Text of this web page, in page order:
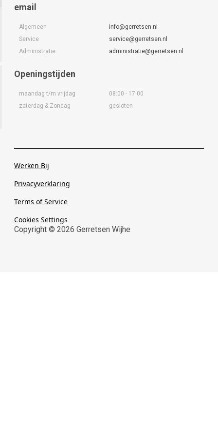
email
Algemeen
Service
Administratie
info@gerretsen.nl
service@gerretsen.nl
administratie@gerretsen.nl
Openingstijden
maandag t/m vrijdag
zaterdag & Zondag
08:00 - 17:00
gesloten
Copyright © 2026 Gerretsen Wijhe
Werken Bij
Privacyverklaring
Terms of Service
Cookies Settings